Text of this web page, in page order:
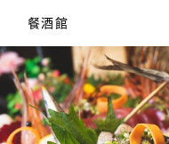
餐酒館